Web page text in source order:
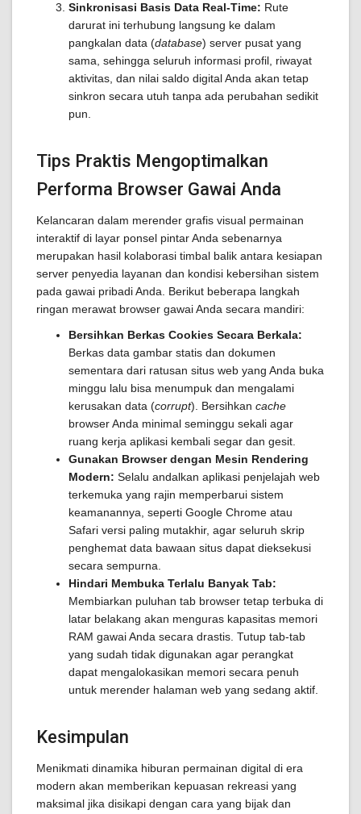
Sinkronisasi Basis Data Real-Time: Rute
darurat ini terhubung langsung ke dalam
pangkalan data (database) server pusat yang
sama, sehingga seluruh informasi profil, riwayat
aktivitas, dan nilai saldo digital Anda akan tetap
sinkron secara utuh tanpa ada perubahan sedikit
pun.
Tips Praktis Mengoptimalkan
Performa Browser Gawai Anda
Kelancaran dalam merender grafis visual permainan
interaktif di layar ponsel pintar Anda sebenarnya
merupakan hasil kolaborasi timbal balik antara kesiapan
server penyedia layanan dan kondisi kebersihan sistem
pada gawai pribadi Anda. Berikut beberapa langkah
ringan merawat browser gawai Anda secara mandiri:
Bersihkan Berkas Cookies Secara Berkala:
Berkas data gambar statis dan dokumen
sementara dari ratusan situs web yang Anda buka
minggu lalu bisa menumpuk dan mengalami
kerusakan data (corrupt). Bersihkan cache
browser Anda minimal seminggu sekali agar
ruang kerja aplikasi kembali segar dan gesit.
Gunakan Browser dengan Mesin Rendering
Modern: Selalu andalkan aplikasi penjelajah web
terkemuka yang rajin memperbarui sistem
keamanannya, seperti Google Chrome atau
Safari versi paling mutakhir, agar seluruh skrip
penghemat data bawaan situs dapat dieksekusi
secara sempurna.
Hindari Membuka Terlalu Banyak Tab:
Membiarkan puluhan tab browser tetap terbuka di
latar belakang akan menguras kapasitas memori
RAM gawai Anda secara drastis. Tutup tab-tab
yang sudah tidak digunakan agar perangkat
dapat mengalokasikan memori secara penuh
untuk merender halaman web yang sedang aktif.
Kesimpulan
Menikmati dinamika hiburan permainan digital di era
modern akan memberikan kepuasan rekreasi yang
maksimal jika disikapi dengan cara yang bijak dan